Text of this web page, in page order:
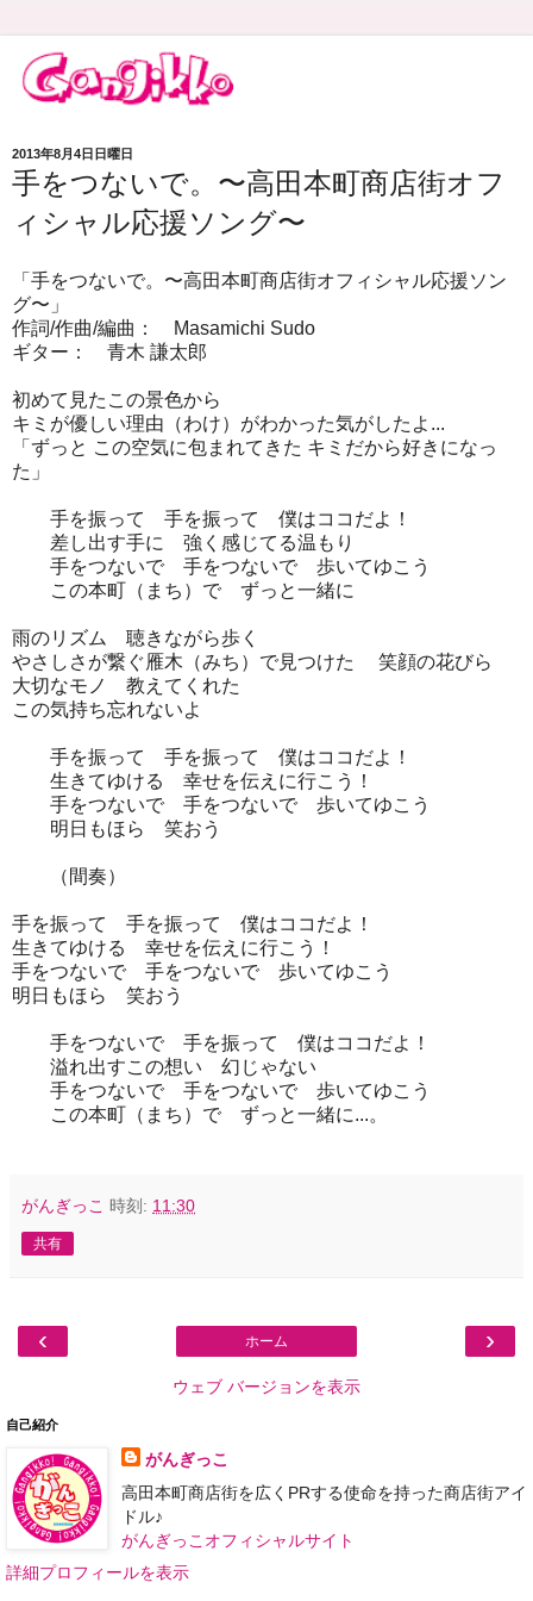
2013年8月4日日曜日
手をつないで。〜高田本町商店街オフ
ィシャル応援ソング〜
「手をつないで。〜高田本町商店街オフィシャル応援ソン
グ〜」
作詞/作曲/編曲： Masamichi Sudo
ギター： 青木 謙太郎
初めて見たこの景色から
キミが優しい理由（わけ）がわかった気がしたよ...
「ずっと この空気に包まれてきた キミだから好きになっ
た」
手を振って 手を振って 僕はココだよ！
差し出す手に 強く感じてる温もり
手をつないで 手をつないで 歩いてゆこう
この本町（まち）で ずっと一緒に
雨のリズム 聴きながら歩く
やさしさが繋ぐ雁木（みち）で見つけた 笑顔の花びら
大切なモノ 教えてくれた
この気持ち忘れないよ
手を振って 手を振って 僕はココだよ！
生きてゆける 幸せを伝えに行こう！
手をつないで 手をつないで 歩いてゆこう
明日もほら 笑おう
（間奏）
手を振って 手を振って 僕はココだよ！
生きてゆける 幸せを伝えに行こう！
手をつないで 手をつないで 歩いてゆこう
明日もほら 笑おう
手をつないで 手を振って 僕はココだよ！
溢れ出すこの想い 幻じゃない
手をつないで 手をつないで 歩いてゆこう
この本町（まち）で ずっと一緒に...。
がんぎっこ 時刻: 11:30
共有
‹ ›
ホーム
ウェブ バージョンを表示
自己紹介
がんぎっこ
高田本町商店街を広くPRする使命を持った商店街アイ
ドル♪
がんぎっこオフィシャルサイト
詳細プロフィールを表示